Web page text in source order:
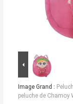
Image Grand :
peluche de Chamoy